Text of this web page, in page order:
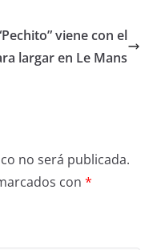
viene con el
largar en Le Mans
no será publicada.
con *